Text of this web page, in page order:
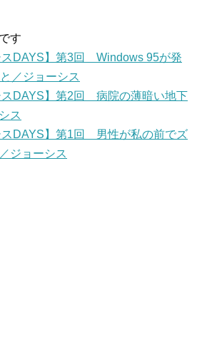
す
スDAYS】第3回 Windows 95が発
／ジョーシス
スDAYS】第2回 病院の薄暗い地下
ス
スDAYS】第1回 男性が私の前でズ
ジョーシス